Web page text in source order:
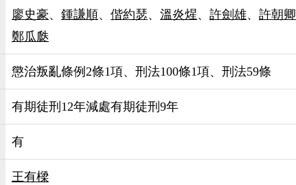
廖史豪、 鍾謙順、 偕約瑟、 溫炎煋、 許劍雄、 許朝卿
鄭瓜瓞
懲治叛亂條例2條1項、刑法100條1項、刑法59條
有期徒刑12年減處有期徒刑9年
有
王有樑